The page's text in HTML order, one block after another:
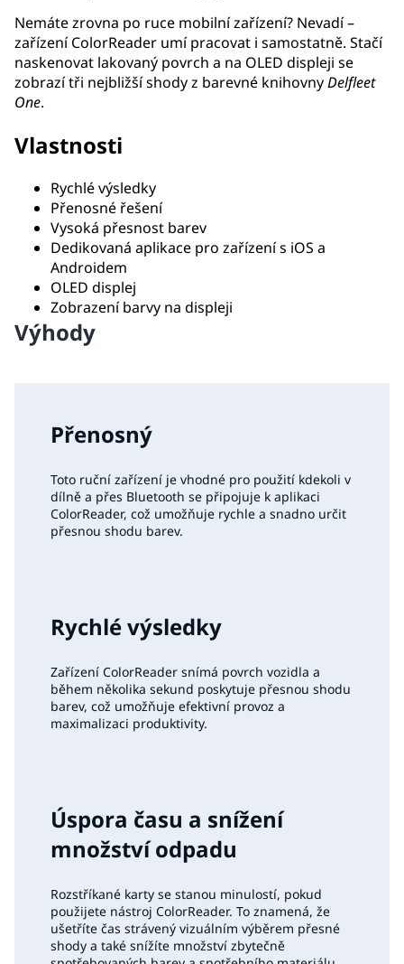
Nemáte zrovna po ruce mobilní zařízení? Nevadí –
zařízení ColorReader umí pracovat i samostatně. Stačí
naskenovat lakovaný povrch a na OLED displeji se
zobrazí tři nejbližší shody z barevné knihovnyDelfleet
One.
Vlastnosti
Rychlé výsledky
Přenosné řešení
Vysoká přesnost barev
Dedikovaná aplikace pro zařízení s iOS a
Androidem
OLED displej
Zobrazení barvy na displeji
Výhody
Přenosný
Toto ruční zařízení je vhodné pro použití kdekoli v
dílně a přes Bluetooth se připojuje k aplikaci
ColorReader, což umožňuje rychle a snadno určit
přesnou shodu barev.
Rychlé výsledky
Zařízení ColorReader snímá povrch vozidla a
během několika sekund poskytuje přesnou shodu
barev, což umožňuje efektivní provoz a
maximalizaci produktivity.
Úspora času a snížení
množství odpadu
Rozstříkané karty se stanou minulostí, pokud
použijete nástroj ColorReader. To znamená, že
ušetříte čas strávený vizuálním výběrem přesné
shody a také snížíte množství zbytečně